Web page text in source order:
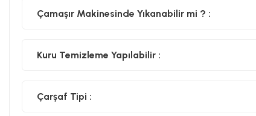
Çamaşır Makinesinde Yıkanabilir mi ? :
Kuru Temizleme Yapılabilir :
Çarşaf Tipi :